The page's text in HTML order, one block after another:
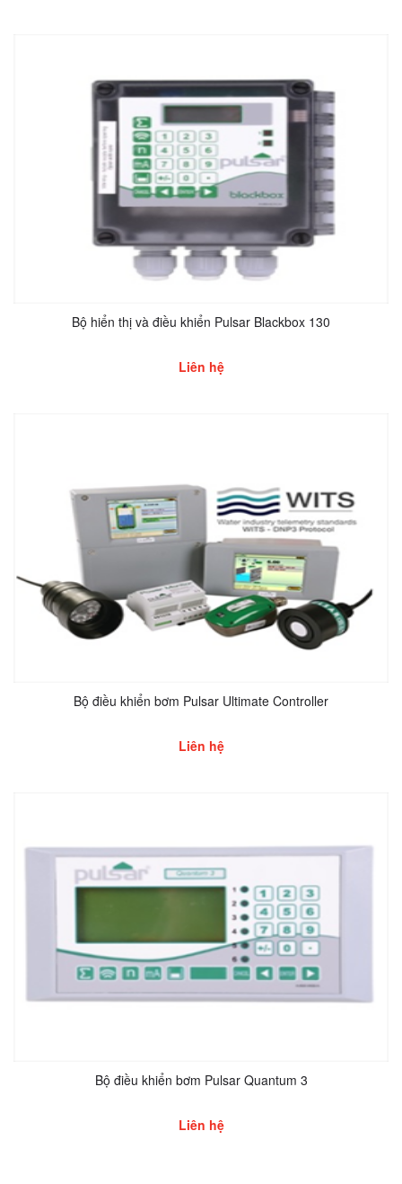
Bộ hiển thị và điều khiển Pulsar Blackbox 130
Liên hệ
Bộ điều khiển bơm Pulsar Ultimate Controller
Liên hệ
Bộ điều khiển bơm Pulsar Quantum 3
Liên hệ